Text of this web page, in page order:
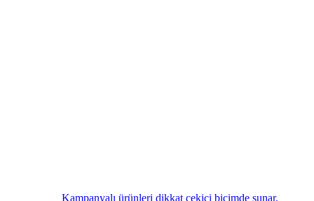
Kampanyalı ürünleri dikkat çekici biçimde sunar.